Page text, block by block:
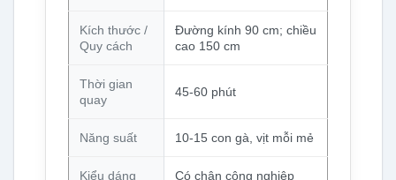
Kích thước /
Quy cách
Đường kính 90 cm; chiều
cao 150 cm
Thời gian
quay
45-60 phút
Năng suất 10-15 con gà, vịt mỗi mẻ
Kiểu dáng Có chân công nghiệp